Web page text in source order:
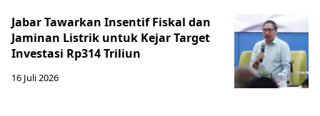
Jabar Tawarkan Insentif Fiskal dan
Jaminan Listrik untuk Kejar Target
Investasi Rp314 Triliun
16 Juli 2026